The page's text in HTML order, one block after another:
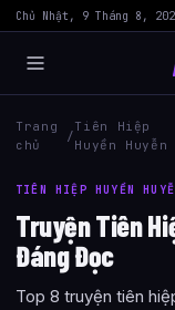
Chủ Nhật, 9 Tháng 8,
Trang
chủ
/
Tiên Hiệp
Huyền Huyễn
TIÊN HIỆP HUYỀN
Truyện Tiên
Đáng Đọc
Top 8 truyện tiên